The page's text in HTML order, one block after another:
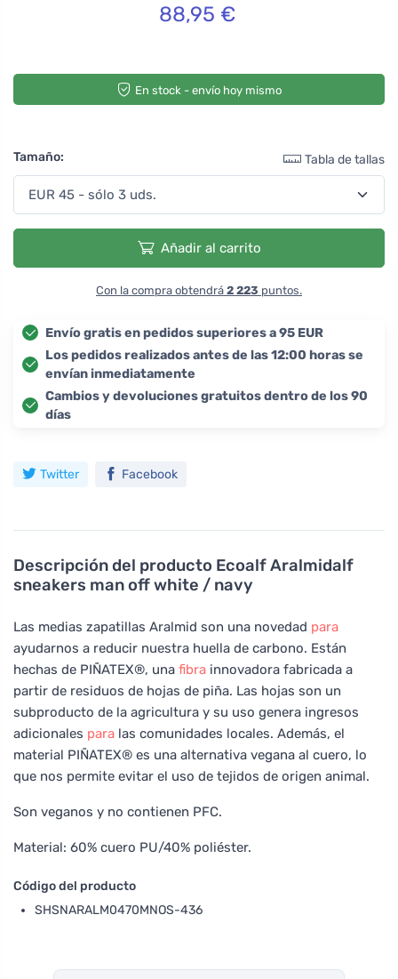
Descripción del producto Ecoalf Aralmidalf
sneakers man off white / navy
Las medias zapatillas Aralmid son una novedad para
ayudarnos a reducir nuestra huella de carbono. Están
hechas de PIÑATEX®, una fibra innovadora fabricada a
partir de residuos de hojas de piña. Las hojas son un
subproducto de la agricultura y su uso genera ingresos
adicionales para las comunidades locales. Además, el
material PIÑATEX® es una alternativa vegana al cuero, lo
que nos permite evitar el uso de tejidos de origen animal.
Son veganos y no contienen PFC.
Material: 60% cuero PU/40% poliéster.
Código del producto
SHSNARALM0470MNOS-436
88,95 €
En stock - envío hoy mismo
Tamaño: Tabla de tallas
Añadir al carrito
Con la compra obtendrá 2 223 puntos.
Envío gratis en pedidos superiores a 95 EUR
Los pedidos realizados antes de las 12:00 horas se
envían inmediatamente
Cambios y devoluciones gratuitos dentro de los 90
días
Twitter Facebook